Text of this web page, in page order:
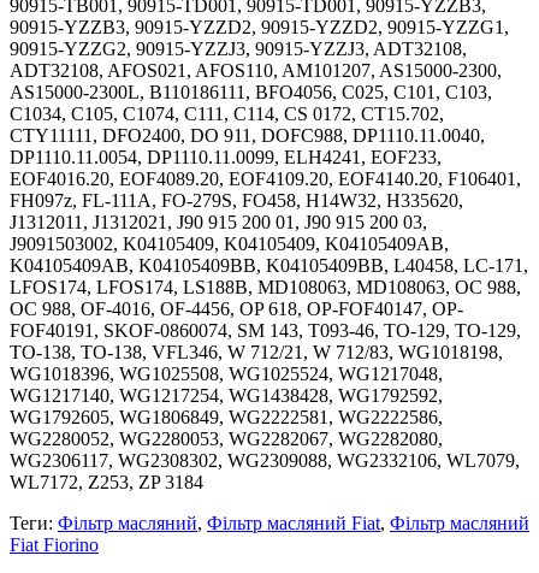
90915-TB001, 90915-TD001, 90915-TD001, 90915-YZZB3,
90915-YZZB3, 90915-YZZD2, 90915-YZZD2, 90915-YZZG1,
90915-YZZG2, 90915-YZZJ3, 90915-YZZJ3, ADT32108,
ADT32108, AFOS021, AFOS110, AM101207, AS15000-2300,
AS15000-2300L, B110186111, BFO4056, C025, C101, C103,
C1034, C105, C1074, C111, C114, CS 0172, CT15.702,
CTY11111, DFO2400, DO 911, DOFC988, DP1110.11.0040,
DP1110.11.0054, DP1110.11.0099, ELH4241, EOF233,
EOF4016.20, EOF4089.20, EOF4109.20, EOF4140.20, F106401,
FH097z, FL-111A, FO-279S, FO458, H14W32, H335620,
J1312011, J1312021, J90 915 200 01, J90 915 200 03,
J9091503002, K04105409, K04105409, K04105409AB,
K04105409AB, K04105409BB, K04105409BB, L40458, LC-171,
LFOS174, LFOS174, LS188B, MD108063, MD108063, OC 988,
OC 988, OF-4016, OF-4456, OP 618, OP-FOF40147, OP-
FOF40191, SKOF-0860074, SM 143, T093-46, TO-129, TO-129,
TO-138, TO-138, VFL346, W 712/21, W 712/83, WG1018198,
WG1018396, WG1025508, WG1025524, WG1217048,
WG1217140, WG1217254, WG1438428, WG1792592,
WG1792605, WG1806849, WG2222581, WG2222586,
WG2280052, WG2280053, WG2282067, WG2282080,
WG2306117, WG2308302, WG2309088, WG2332106, WL7079,
WL7172, Z253, ZP 3184
Теги: Фільтр масляний, Фільтр масляний Fiat, Фільтр масляний
Fiat Fiorino